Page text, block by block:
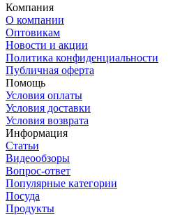
Компания
О компании
Оптовикам
Новости и акции
Политика конфиденциальности
Публичная оферта
Помощь
Условия оплаты
Условия доставки
Условия возврата
Информация
Статьи
Видеообзоры
Вопрос-ответ
Популярные категории
Посуда
Продукты